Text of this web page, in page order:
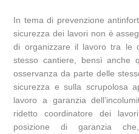
In tema di prevenzione
sicurezza dei lavori non è
di organizzare il lavoro tra le
stesso cantiere, bensì anche
osservanza da parte delle
sicurezza e sulla scrupolosa
lavoro a garanzia
ridetto coordinatore dei
posizione di garanzia